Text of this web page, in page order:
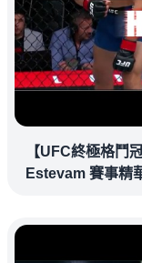
【UFC終極格鬥
Estevam 賽事精